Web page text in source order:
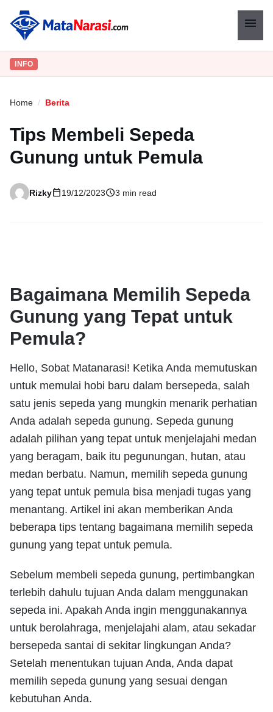
menu
INFO
Home / Berita
Tips Membeli Sepeda
Gunung untuk Pemula
Rizkycalendar_today19/12/2023schedule3 min read
Bagaimana Memilih Sepeda
Gunung yang Tepat untuk
Pemula?
Hello, Sobat Matanarasi! Ketika Anda memutuskan
untuk memulai hobi baru dalam bersepeda, salah
satu jenis sepeda yang mungkin menarik perhatian
Anda adalah sepeda gunung. Sepeda gunung
adalah pilihan yang tepat untuk menjelajahi medan
yang beragam, baik itu pegunungan, hutan, atau
medan berbatu. Namun, memilih sepeda gunung
yang tepat untuk pemula bisa menjadi tugas yang
menantang. Artikel ini akan memberikan Anda
beberapa tips tentang bagaimana memilih sepeda
gunung yang tepat untuk pemula.
Sebelum membeli sepeda gunung, pertimbangkan
terlebih dahulu tujuan Anda dalam menggunakan
sepeda ini. Apakah Anda ingin menggunakannya
untuk berolahraga, menjelajahi alam, atau sekadar
bersepeda santai di sekitar lingkungan Anda?
Setelah menentukan tujuan Anda, Anda dapat
memilih sepeda gunung yang sesuai dengan
kebutuhan Anda.